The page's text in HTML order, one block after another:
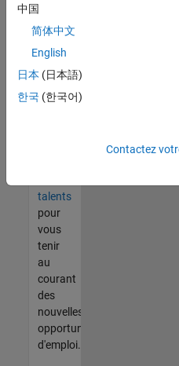
trouvez
pas
d'offre
corresponde
à vos
talents
pour
vous
tenir
au
courant
des
nouvelles
opportunités
d'emploi.
中国
简体中文
English
日本 (日本語)
한국 (한국어)
Contactez